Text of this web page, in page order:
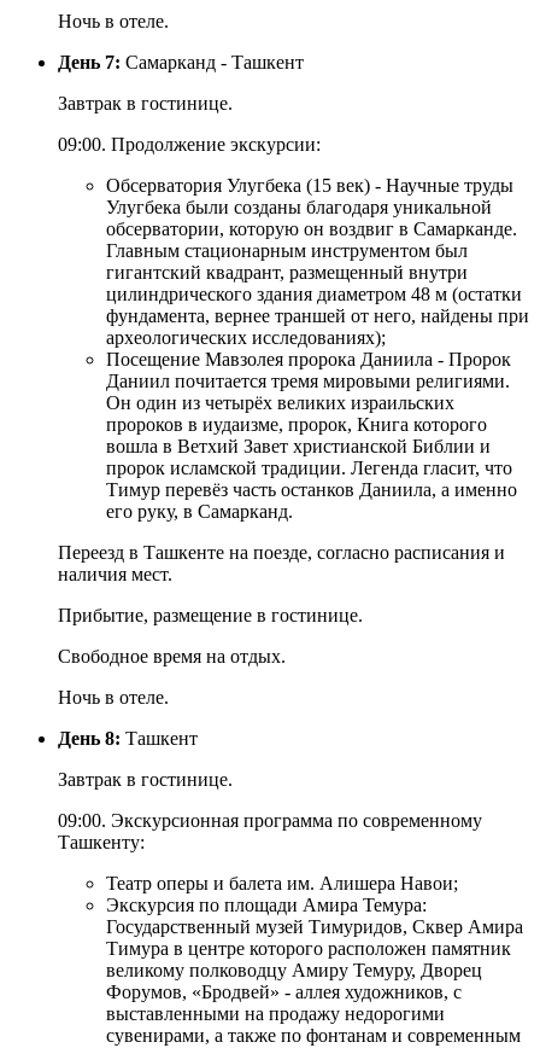
Ночь в отеле.
День 7: Самарканд - Ташкент
Завтрак в гостинице.
09:00. Продолжение экскурсии:
Обсерватория Улугбека (15 век) - Научные труды
Улугбека были созданы благодаря уникальной
обсерватории, которую он воздвиг в Самарканде.
Главным стационарным инструментом был
гигантский квадрант, размещенный внутри
цилиндрического здания диаметром 48 м (остатки
фундамента, вернее траншей от него, найдены при
археологических исследованиях);
Посещение Мавзолея пророка Даниила - Пророк
Даниил почитается тремя мировыми религиями.
Он один из четырёх великих израильских
пророков в иудаизме, пророк, Книга которого
вошла в Ветхий Завет христианской Библии и
пророк исламской традиции. Легенда гласит, что
Тимур перевёз часть останков Даниила, а именно
его руку, в Самарканд.
Переезд в Ташкенте на поезде, согласно расписания и
наличия мест.
Прибытие, размещение в гостинице.
Свободное время на отдых.
Ночь в отеле.
День 8: Ташкент
Завтрак в гостинице.
09:00. Экскурсионная программа по современному
Ташкенту:
Театр оперы и балета им. Алишера Навои;
Экскурсия по площади Амира Темура:
Государственный музей Тимуридов, Сквер Амира
Тимура в центре которого расположен памятник
великому полководцу Амиру Темуру, Дворец
Форумов, «Бродвей» - аллея художников, с
выставленными на продажу недорогими
сувенирами, а также по фонтанам и современным